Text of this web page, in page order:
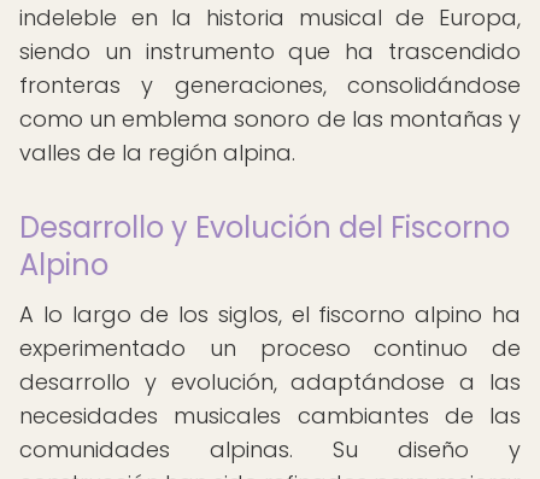
indeleble en la historia musical de Europa,
siendo un instrumento que ha trascendido
fronteras y generaciones, consolidándose
como un emblema sonoro de las montañas y
valles de la región alpina.
Desarrollo y Evolución del Fiscorno
Alpino
A lo largo de los siglos, el fiscorno alpino ha
experimentado un proceso continuo de
desarrollo y evolución, adaptándose a las
necesidades musicales cambiantes de las
comunidades alpinas. Su diseño y